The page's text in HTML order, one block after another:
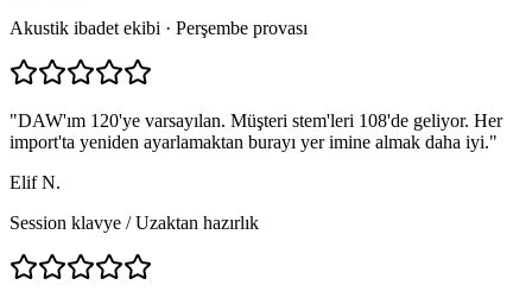
Akustik ibadet ekibi · Perşembe provası
"DAW'ım 120'ye varsayılan. Müşteri stem'leri 108'de geliyor. Her
import'ta yeniden ayarlamaktan burayı yer imine almak daha iyi."
Elif N.
Session klavye /Uzaktan hazırlık